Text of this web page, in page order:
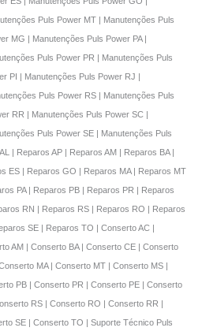
Puls Power MT | Manutenções Puls
MG | Manutenções Puls Power PA |
Puls Power PR | Manutenções Puls
PI | Manutenções Puls Power RJ |
Puls Power RS | Manutenções Puls
RR | Manutenções Puls Power SC |
Puls Power SE | Manutenções Puls
| Reparos AP | Reparos AM | Reparos BA |
ES | Reparos GO | Reparos MA | Reparos MT
PA | Reparos PB | Reparos PR | Reparos
RN | Reparos RS | Reparos RO | Reparos
SE | Reparos TO | Conserto AC |
AM | Conserto BA | Conserto CE | Conserto
MA | Conserto MT | Conserto MS |
PB | Conserto PR | Conserto PE | Conserto
RS | Conserto RO | Conserto RR |
SE | Conserto TO | Suporte Técnico Puls